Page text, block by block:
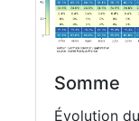
Somme
Évolution